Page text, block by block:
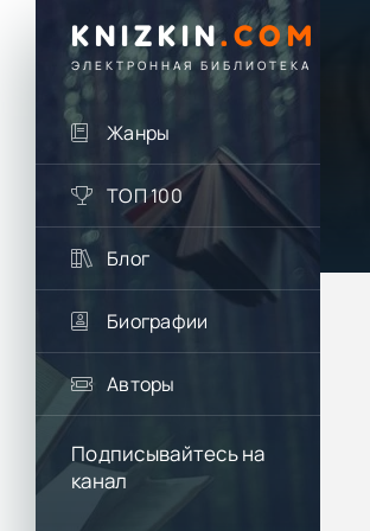
KNIZKIN. COM
ЭЛЕКТРОННАЯ БИБЛИОТЕКА
Жанры
ТОП 100
Блог
Биографии
Авторы
Подписывайтесь на
канал